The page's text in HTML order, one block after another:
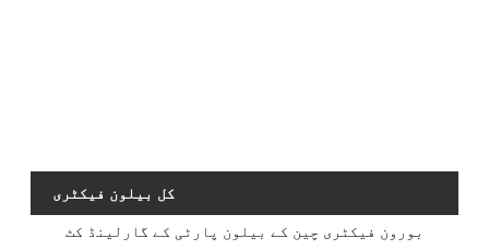
کل بیلون فیکٹری
بورون فیکٹری چین کے بیلون پارٹی کے گارلینڈ کٹ